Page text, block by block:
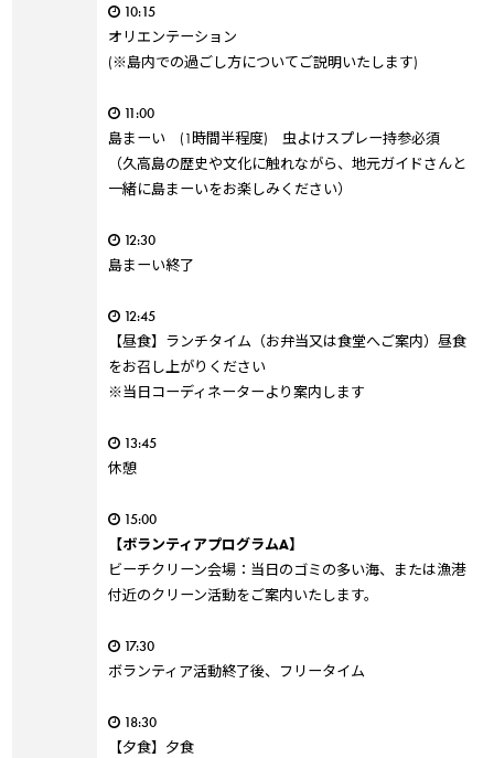
10:15
オリエンテーション
(※島内での過ごし方についてご説明いたします)
11:00
島まーい (1時間半程度) 虫よけスプレー持参必須
（久高島の歴史や文化に触れながら、地元ガイドさんと
一緒に島まーいをお楽しみください）
12:30
島まーい終了
12:45
【昼食】ランチタイム（お弁当又は食堂へご案内）昼食
をお召し上がりください
※当日コーディネーターより案内します
13:45
休憩
15:00
【ボランティアプログラムA】
ビーチクリーン会場：当日のゴミの多い海、または漁港
付近のクリーン活動をご案内いたします。
17:30
ボランティア活動終了後、フリータイム
18:30
【夕食】夕食